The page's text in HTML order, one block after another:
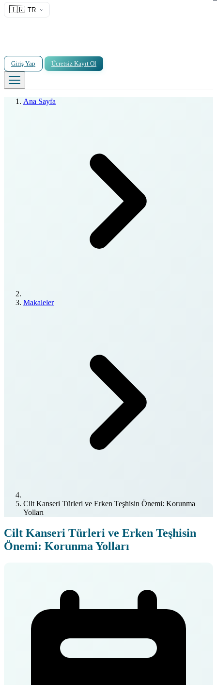
🇹🇷 TR
Giriş Yap Ücretsiz Kayıt Ol
Ana Sayfa
Makaleler
Cilt Kanseri Türleri ve Erken Teşhisin Önemi: Korunma
Yolları
Cilt Kanseri Türleri ve Erken Teşhisin
Önemi: Korunma Yolları